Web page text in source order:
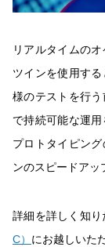
リアルタイムの
ツインを使用す
様のテストを行
で持続可能な運
プロトタイピン
ンのスピードアッ
詳細を詳しく知り
C） にお越しいた